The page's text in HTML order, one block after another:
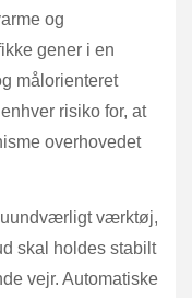
og
gener i en
målorienteret
risiko for, at
overhovedet
værktøj,
skal holdes stabilt
vejr. Automatiske